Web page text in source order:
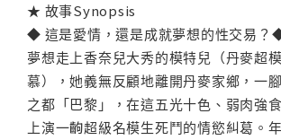
★ 故事Synopsis
◆ 這是愛情，還是成就夢想的性交易？
夢想走上香奈兒大秀的模特兒（丹麥超
慕），她義無反顧地離開丹麥家鄉，一
之都「巴黎」，在這五光十色、弱肉強
上演一齣超級名模生死鬥的情慾糾葛。